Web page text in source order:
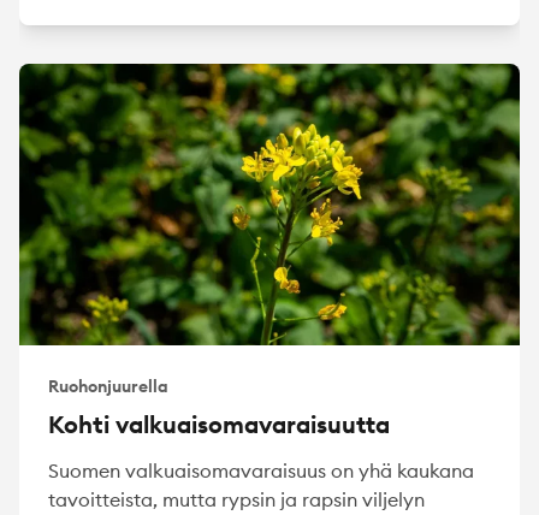
Ruohonjuurella
Kohti valkuaisomavaraisuutta
Suomen valkuaisomavaraisuus on yhä kaukana
tavoitteista, mutta rypsin ja rapsin viljelyn